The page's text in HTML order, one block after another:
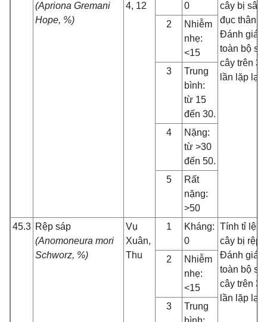
(Apriona Gremani
Hope, %)
4, 12
0
cây bị sâu
đục thân.
Đánh giá
toàn bộ số
cây trên 3
lần lặp lại
2
Nhiễm
nhẹ:
<15
3
Trung
bình:
từ 15
đến 30.
4
Nặng:
từ >30
đến 50.
5
Rất
nặng:
>50
45.3 Rệp sáp
(Anomoneura mori
Schworz, %)
Vụ
Xuân,
Thu
1
Kháng:
0
Tính tỉ lệ
cây bị rệp.
Đánh giá
toàn bộ số
cây trên 3
lần lặp lại
2
Nhiễm
nhẹ:
<15
3
Trung